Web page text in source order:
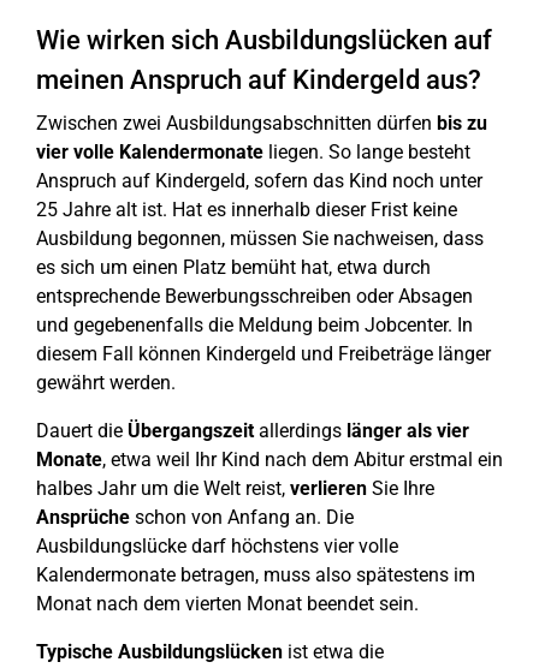
Wie wirken sich Ausbildungslücken auf
meinen Anspruch auf Kindergeld aus?
Zwischen zwei Ausbildungsabschnitten dürfen bis zu
vier volle Kalendermonate liegen. So lange besteht
Anspruch auf Kindergeld, sofern das Kind noch unter
25 Jahre alt ist. Hat es innerhalb dieser Frist keine
Ausbildung begonnen, müssen Sie nachweisen, dass
es sich um einen Platz bemüht hat, etwa durch
entsprechende Bewerbungsschreiben oder Absagen
und gegebenenfalls die Meldung beim Jobcenter. In
diesem Fall können Kindergeld und Freibeträge länger
gewährt werden.
Dauert die Übergangszeitallerdings länger als vier
Monate, etwa weil Ihr Kind nach dem Abitur erstmal ein
halbes Jahr um die Welt reist, verlieren Sie Ihre
Ansprüche schon von Anfang an. Die
Ausbildungslücke darf höchstens vier volle
Kalendermonate betragen, muss also spätestens im
Monat nach dem vierten Monat beendet sein.
Typische Ausbildungslücken ist etwa die